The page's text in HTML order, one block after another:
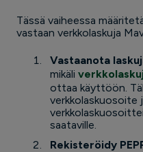
Tässä vaiheessa
vastaan verkkolaskuja
Vastaanota
mikäli
ottaa käyttöön.
verkkolaskuosoite
saataville.
Rekisteröidy